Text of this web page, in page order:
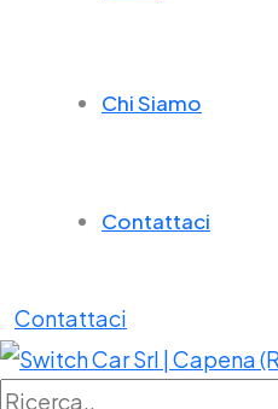
Chi Siamo
Contattaci
Contattaci
Ricerca